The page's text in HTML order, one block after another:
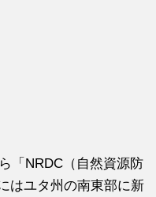
「NRDC（自然資源防
はユタ州の南東部に新